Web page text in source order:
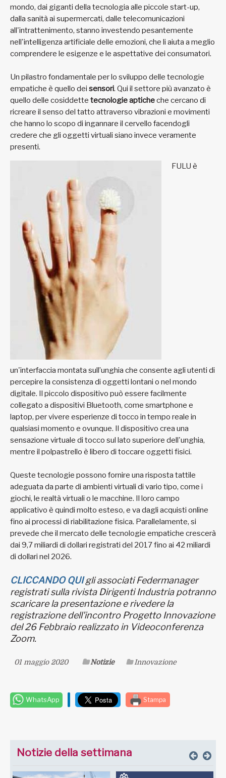
mondo, dai giganti della tecnologia alle piccole start-up,
dalla sanità ai supermercati, dalle telecomunicazioni
all'intrattenimento, stanno investendo pesantemente
nell'intelligenza artificiale delle emozioni, che li aiuta a meglio
comprendere le esigenze e le aspettative dei consumatori.
Un pilastro fondamentale per lo sviluppo delle tecnologie
empatiche è quello dei sensori. Qui il settore più avanzato è
quello delle cosiddette tecnologie apticheche cercano di
ricreare il senso del tatto attraverso vibrazioni e movimenti
che hanno lo scopo di ingannare il cervello facendogli
credere che gli oggetti virtuali siano invece veramente
presenti.
FULU è
un'interfaccia montata sull’unghia che consente agli utenti di
percepire la consistenza di oggetti lontani o nel mondo
digitale. Il piccolo dispositivo può essere facilmente
collegato a dispositivi Bluetooth, come smartphone e
laptop, per vivere esperienze di tocco in tempo reale in
qualsiasi momento e ovunque. Il dispositivo crea una
sensazione virtuale di tocco sul lato superiore dell'unghia,
mentre il polpastrello è libero di toccare oggetti fisici.
Queste tecnologie possono fornire una risposta tattile
adeguata da parte di ambienti virtuali di vario tipo, come i
giochi, le realtà virtuali o le macchine. Il loro campo
applicativo è quindi molto esteso, e va dagli acquisti online
fino ai processi di riabilitazione fisica. Parallelamente, si
prevede che il mercato delle tecnologie empatiche crescerà
dai 9,7 miliardi di dollari registrati del 2017 fino ai 42 miliardi
di dollari nel 2026.
CLICCANDO QUIgli associati Federmanager
registrati sulla rivista Dirigenti Industria potranno
scaricare la presentazione e rivedere la
registrazione dell'incontro Progetto Innovazione
del 26 Febbraio realizzato in Videoconferenza
Zoom.
01 maggio 2020 Notizie Innovazione
WhatsApp Stampa
Notizie della settimana